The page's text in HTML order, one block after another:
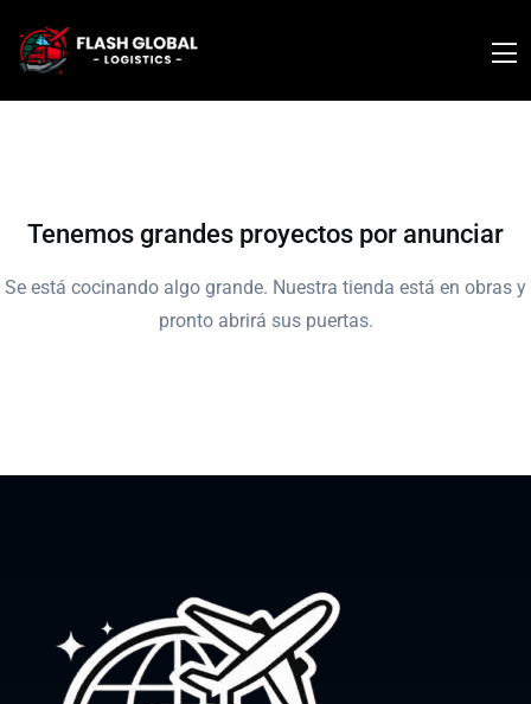
Tenemos grandes proyectos por anunciar
Se está cocinando algo grande. Nuestra tienda está en obras y
pronto abrirá sus puertas.